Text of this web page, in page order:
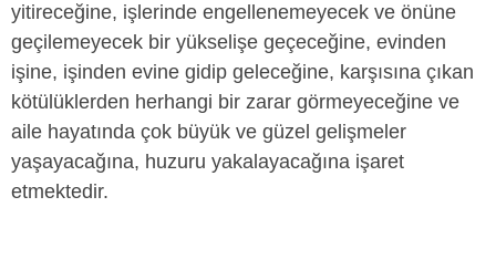
yitireceğine, işlerinde engellenemeyecek ve önüne
geçilemeyecek bir yükselişe geçeceğine, evinden
işine, işinden evine gidip geleceğine, karşısına çıkan
kötülüklerden herhangi bir zarar görmeyeceğine ve
aile hayatında çok büyük ve güzel gelişmeler
yaşayacağına, huzuru yakalayacağına işaret
etmektedir.